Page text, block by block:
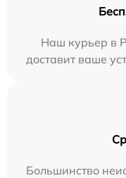
Наш курьер в
доставит ваше
Большинство